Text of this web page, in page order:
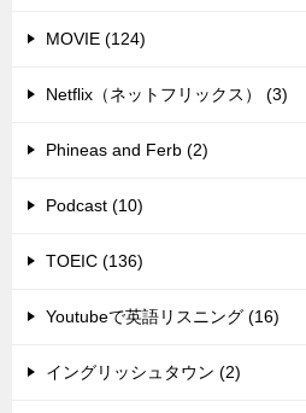
MOVIE (124)
Netflix（ネットフリックス） (3)
Phineas and Ferb (2)
Podcast (10)
TOEIC (136)
Youtubeで英語リスニング (16)
イングリッシュタウン (2)